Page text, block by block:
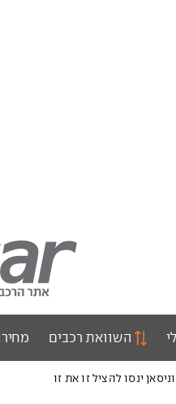
השוואת רכבים
ינסו להציל זו את זו